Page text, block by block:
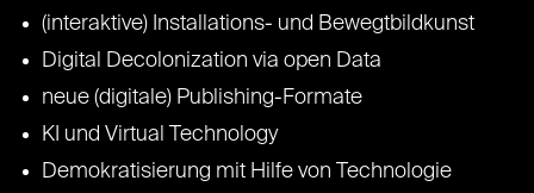
(interaktive) Installations- und Bewegtbildkunst
Digital Decolonization via open Data
neue (digitale) Publishing-Formate
KI und Virtual Technology
Demokratisierung mit Hilfe von Technologie